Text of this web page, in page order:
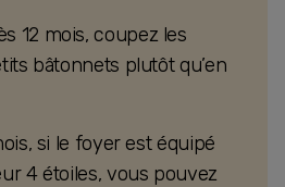
12 mois, coupez les
bâtonnets plutôt qu’en
si le foyer est équipé
4 étoiles, vous pouvez